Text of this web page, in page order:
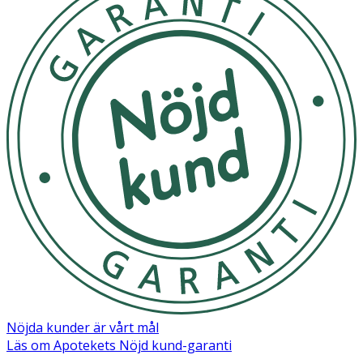
skrubbning på ansikte samt inflammerade och intima
områden.
Material
100% Viskos
Nöjda kunder är vårt mål
Läs om Apotekets Nöjd kund-garanti